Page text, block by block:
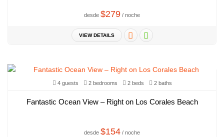
desde $279 / noche
VIEW DETAILS
4 guests 2 bedrooms 2 beds 2 baths
Fantastic Ocean View – Right on Los Corales Beach
desde $154 / noche